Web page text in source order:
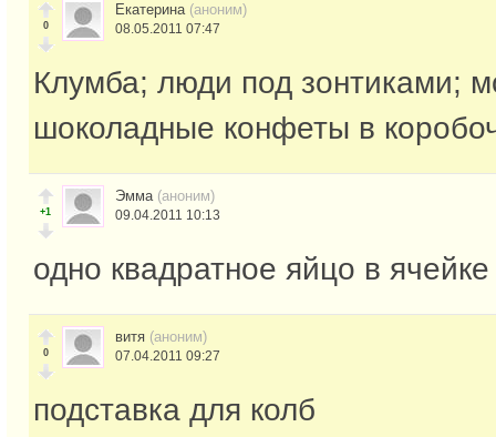
0
Екатерина (аноним)
08.05.2011 07:47
Клумба; люди под зонтиками;
шоколадные конфеты в
+1
Эмма (аноним)
09.04.2011 10:13
одно квадратное яйцо в ячейке
0
витя (аноним)
07.04.2011 09:27
подставка для колб